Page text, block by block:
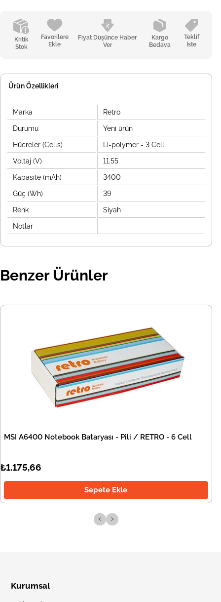
Kritik
Stok
Favorilere
Ekle
Fiyat Düşünce Haber
Ver
Kargo
Bedava
Teklif
İste
Ürün Özellikleri
Marka Retro
Durumu Yeni ürün
Hücreler (Cells) Li-polymer - 3 Cell
Voltaj (V) 11.55
Kapasite (mAh) 3400
Güç (Wh) 39
Renk Siyah
Notlar
Benzer Ürünler
MSI A6400 Notebook Bataryası - Pili / RETRO - 6 Cell
₺1.175,66
Sepete Ekle
‹ ›
Kurumsal